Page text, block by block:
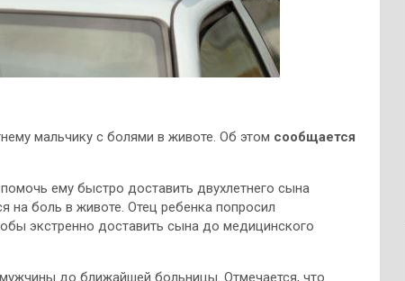
мальчику с болями в животе. Об этом сообщается
ему быстро доставить двухлетнего сына
боль в животе. Отец ребенка попросил
экстренно доставить сына до медицинского
до ближайшей больницы. Отмечается, что